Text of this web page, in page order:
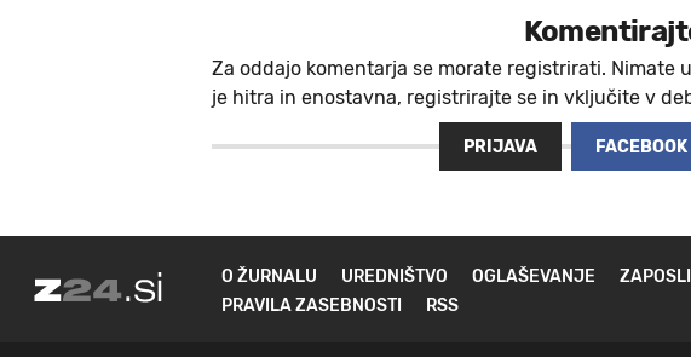
Za oddajo komentarja se morate registrirati. Nimate
je hitra in enostavna, registrirajte se in vključite v
PRIJAVA
O ŽURNALU UREDNIŠTVO OGLAŠEVANJE
PRAVILA ZASEBNOSTI
RSS